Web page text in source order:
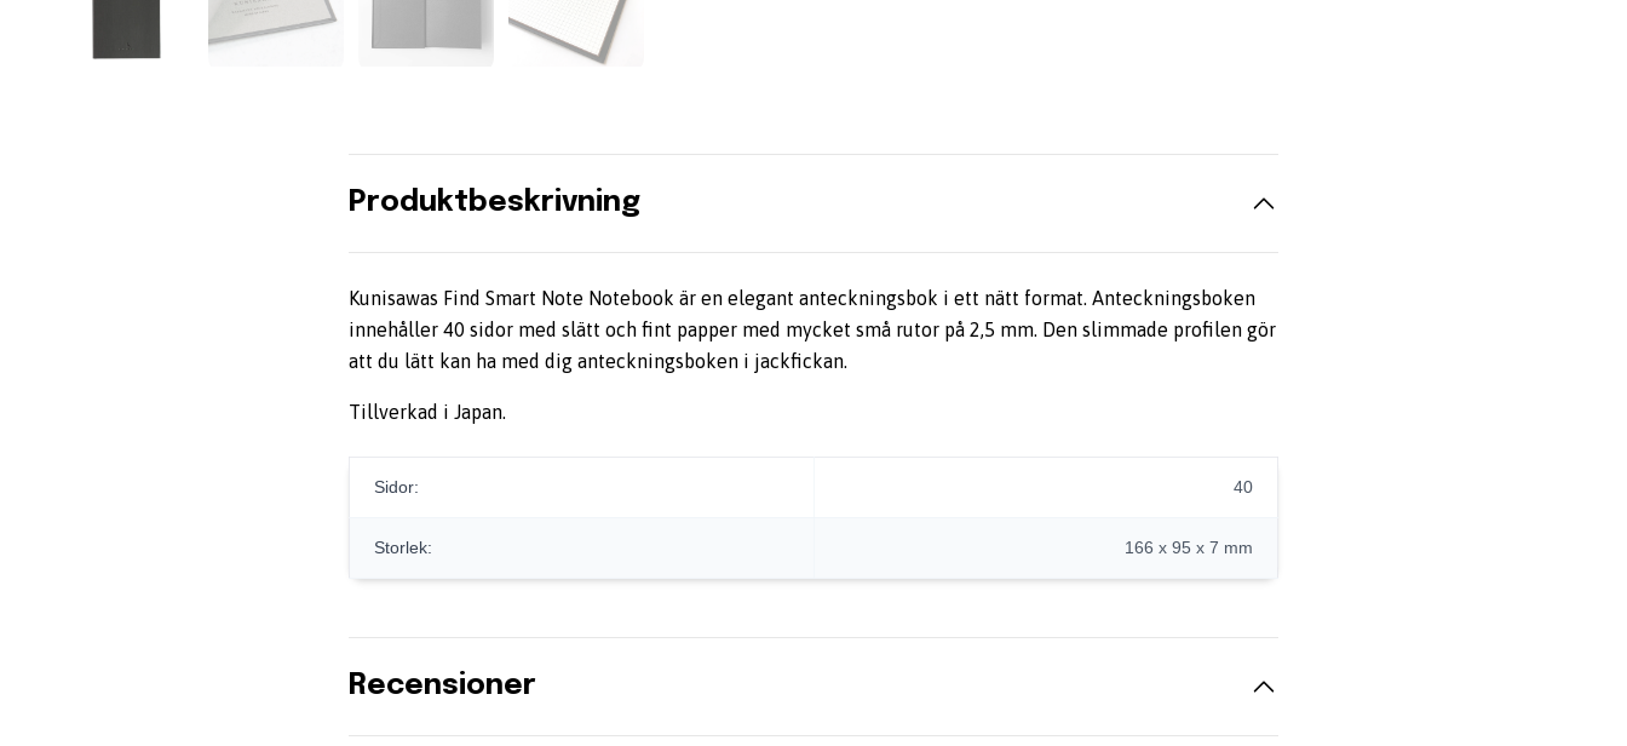
Produktbeskrivning
Kunisawas Find Smart Note Notebook är en elegant anteckningsbok i ett nätt format. Anteckningsboken
innehåller 40 sidor med slätt och fint papper med mycket små rutor på 2,5 mm. Den slimmade profilen gör
att du lätt kan ha med dig anteckningsboken i jackfickan.
Tillverkad i Japan.
Sidor: 40
Storlek: 166 x 95 x 7 mm
Recensioner